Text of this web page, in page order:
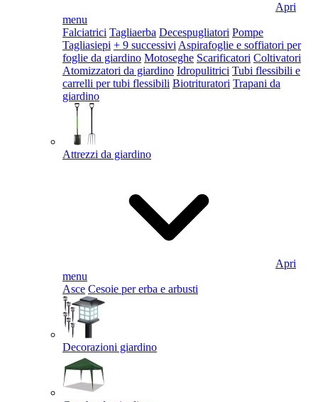
Apri
menu
Falciatrici Tagliaerba Decespugliatori Pompe
Tagliasiepi + 9 successivi Aspirafoglie e soffiatori per
foglie da giardino Motoseghe Scarificatori Coltivatori
Atomizzatori da giardino Idropulitrici Tubi flessibili e
carrelli per tubi flessibili Biotrituratori Trapani da
giardino
Attrezzi da giardino
Apri
menu
Asce Cesoie per erba e arbusti
Decorazioni giardino